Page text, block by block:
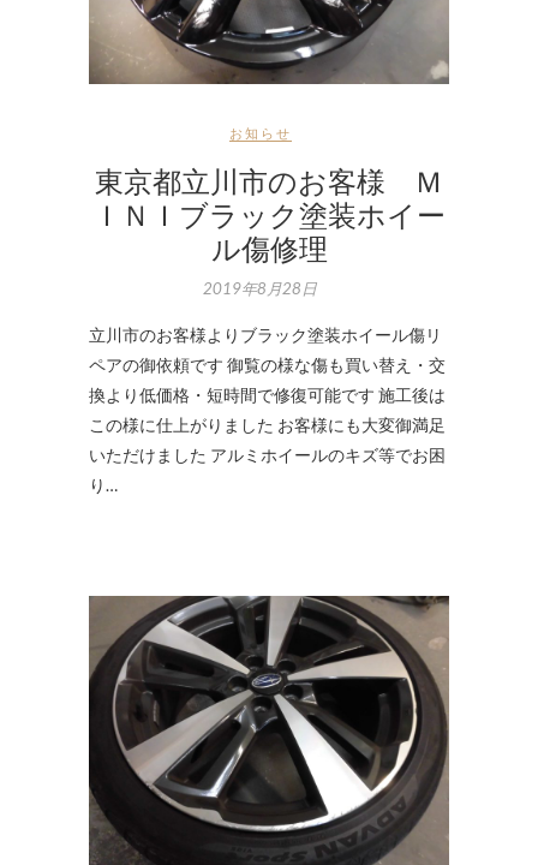
お知らせ
東京都立川市のお客様 Ｍ
ＩＮＩブラック塗装ホイー
ル傷修理
2019年8月28日
立川市のお客様よりブラック塗装ホイール傷リ
ペアの御依頼です 御覧の様な傷も買い替え・交
換より低価格・短時間で修復可能です 施工後は
この様に仕上がりました お客様にも大変御満足
いただけました アルミホイールのキズ等でお困
り…